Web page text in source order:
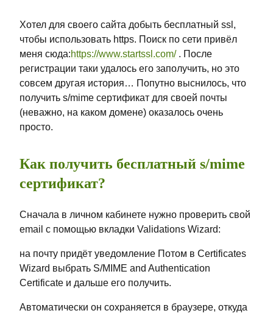
Хотел для своего сайта добыть бесплатный ssl,
чтобы использовать https. Поиск по сети привёл
меня сюда:https://www.startssl.com/. После
регистрации таки удалось его заполучить, но это
совсем другая история… Попутно выснилось, что
получить s/mime сертификат для своей почты
(неважно, на каком домене) оказалось очень
просто.
Как получить бесплатный s/mime
сертификат?
Сначала в личном кабинете нужно проверить свой
email с помощью вкладки Validations Wizard:
на почту придёт уведомление Потом в Certificates
Wizard выбрать S/MIME and Authentication
Certificate и дальше его получить.
Автоматически он сохраняется в браузере, откуда